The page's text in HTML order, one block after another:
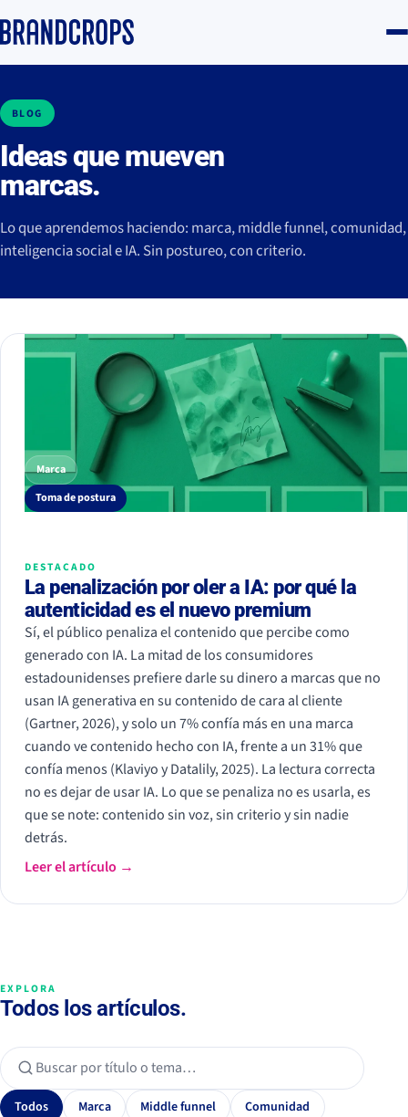
BLOG
Ideas que mueven
marcas.
Lo que aprendemos haciendo: marca, middle funnel, comunidad,
inteligencia social e IA. Sin postureo, con criterio.
Marca
Toma de postura
DESTACADO
La penalización por oler a IA: por qué la
autenticidad es el nuevo premium
Sí, el público penaliza el contenido que percibe como
generado con IA. La mitad de los consumidores
estadounidenses prefiere darle su dinero a marcas que no
usan IA generativa en su contenido de cara al cliente
(Gartner, 2026), y solo un 7% confía más en una marca
cuando ve contenido hecho con IA, frente a un 31% que
confía menos (Klaviyo y Datalily, 2025). La lectura correcta
no es dejar de usar IA. Lo que se penaliza no es usarla, es
que se note: contenido sin voz, sin criterio y sin nadie
detrás.
Leer el artículo →
EXPLORA
Todos los artículos.
Todos Marca Middle funnel
Comunidad